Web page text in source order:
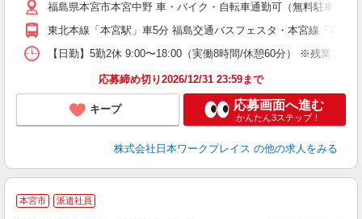
福島県本宮市本宮中野 車・バイク・自転車通勤可（無料駐車場
東北本線「本宮駅」車5分 福島交通バスフェスタ・本宮線「本宮
【日勤】5勤2休 9:00〜18:00（実働8時間/休憩60分） ※残業目
応募締め切り2026/12/31 23:59まで
キープ 応募画面へ進む
かんたん3ステップ！
株式会社日本ワークプレイス の他の求人をみる
本宮市 派遣社員